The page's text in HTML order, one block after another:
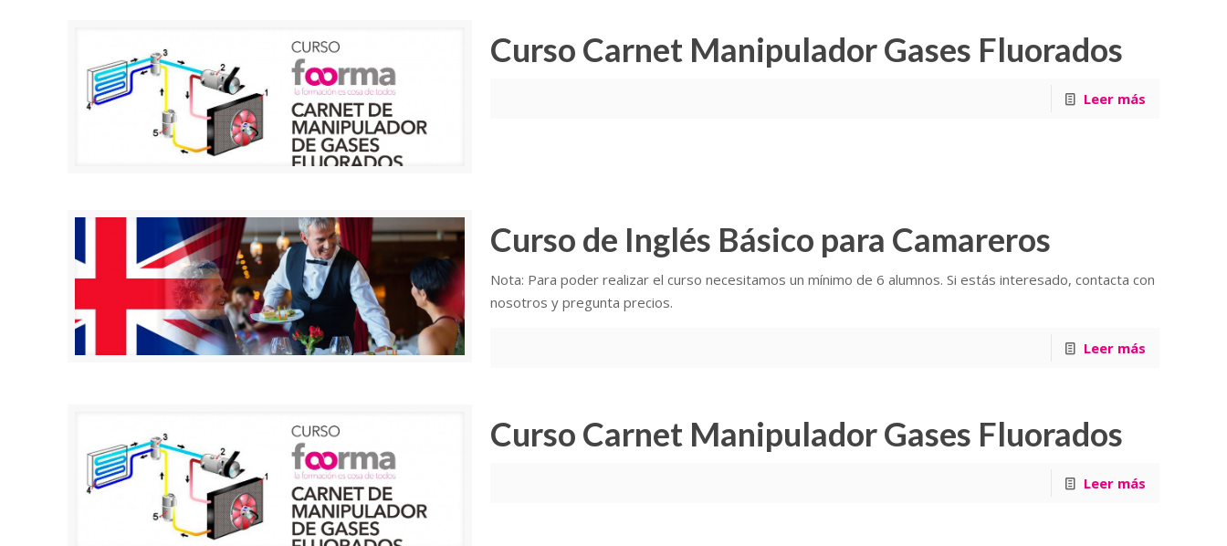
Curso Carnet Manipulador Gases Fluorados
Leer más
Curso de Inglés Básico para Camareros
Nota: Para poder realizar el curso necesitamos un mínimo de 6 alumnos. Si estás interesado, contacta con
nosotros y pregunta precios.
Leer más
Curso Carnet Manipulador Gases Fluorados
Leer más